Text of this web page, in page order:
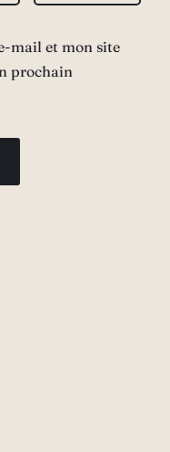
mail et mon site
prochain